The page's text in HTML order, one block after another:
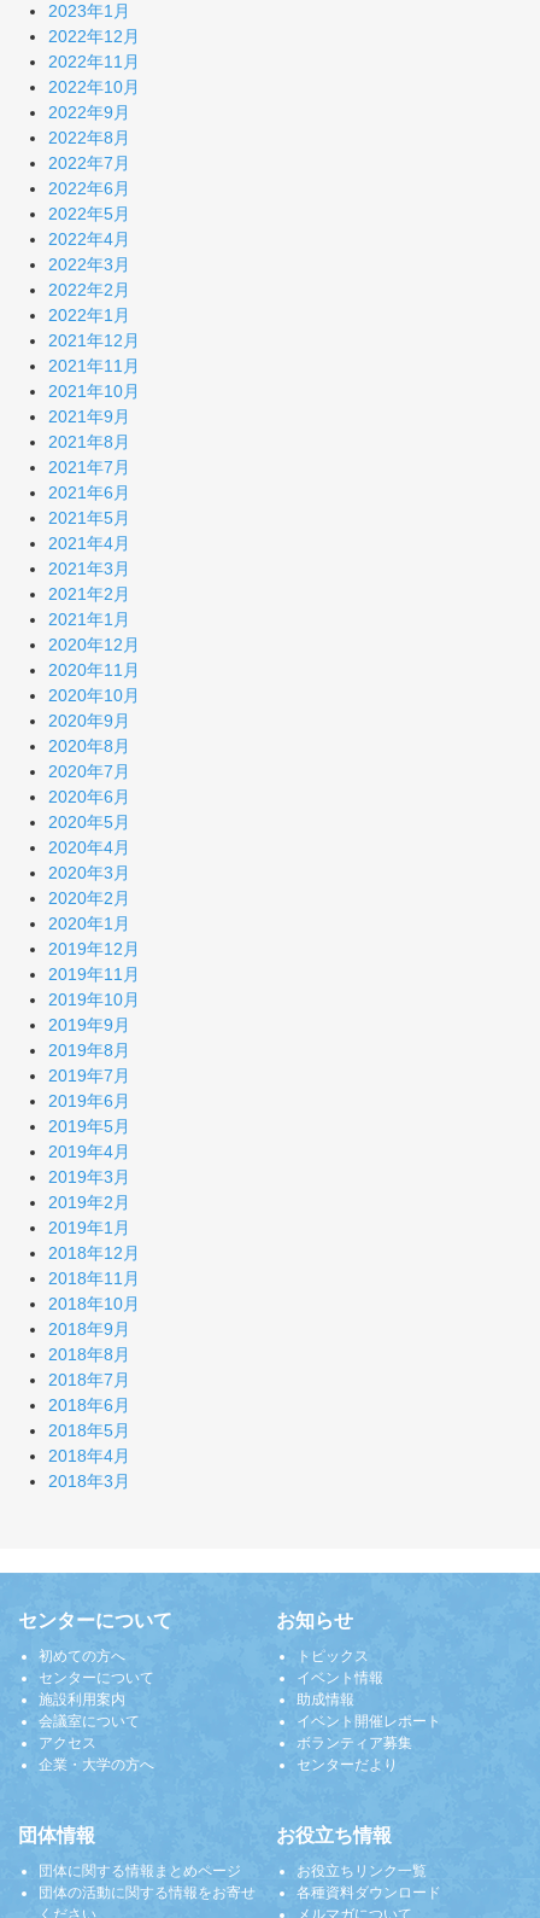
2023年1月
2022年12月
2022年11月
2022年10月
2022年9月
2022年8月
2022年7月
2022年6月
2022年5月
2022年4月
2022年3月
2022年2月
2022年1月
2021年12月
2021年11月
2021年10月
2021年9月
2021年8月
2021年7月
2021年6月
2021年5月
2021年4月
2021年3月
2021年2月
2021年1月
2020年12月
2020年11月
2020年10月
2020年9月
2020年8月
2020年7月
2020年6月
2020年5月
2020年4月
2020年3月
2020年2月
2020年1月
2019年12月
2019年11月
2019年10月
2019年9月
2019年8月
2019年7月
2019年6月
2019年5月
2019年4月
2019年3月
2019年2月
2019年1月
2018年12月
2018年11月
2018年10月
2018年9月
2018年8月
2018年7月
2018年6月
2018年5月
2018年4月
2018年3月
センターについて
初めての方へ
センターについて
施設利用案内
会議室について
アクセス
企業・大学の方へ
お知らせ
トピックス
イベント情報
助成情報
イベント開催レポート
ボランティア募集
センターだより
団体情報
団体に関する情報まとめページ
団体の活動に関する情報をお寄せ
ください
お役立ち情報
お役立ちリンク一覧
各種資料ダウンロード
メルマガについて